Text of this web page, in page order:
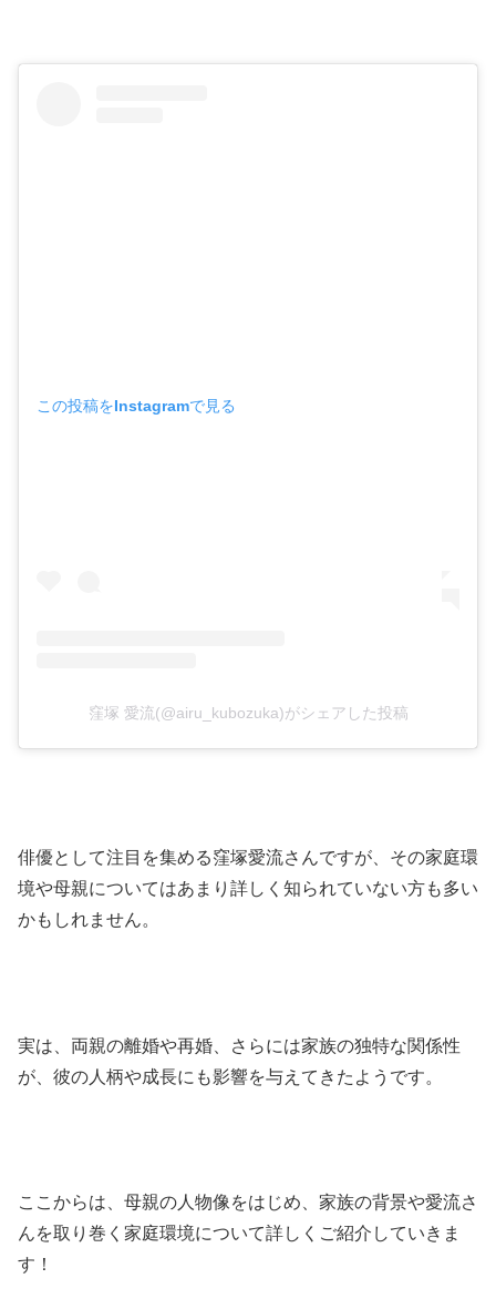
この投稿をInstagramで見る
窪塚 愛流(@airu_kubozuka)がシェアした投稿
俳優として注目を集める窪塚愛流さんですが、その家庭環
境や母親についてはあまり詳しく知られていない方も多い
かもしれません。
実は、両親の離婚や再婚、さらには家族の独特な関係性
が、彼の人柄や成長にも影響を与えてきたようです。
ここからは、母親の人物像をはじめ、家族の背景や愛流さ
んを取り巻く家庭環境について詳しくご紹介していきま
す！